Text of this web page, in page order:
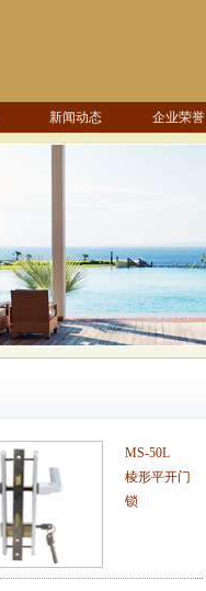
新闻动态 企业荣誉
MS-50L
棱形平开门
锁